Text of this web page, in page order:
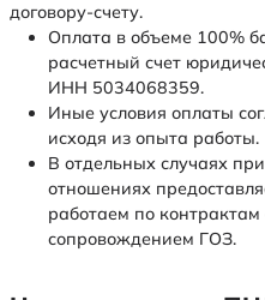
договору-счету.
Оплата в объеме 100%
расчетный счет
ИНН 5034068359.
Иные условия оплаты
исходя из опыта работы.
В отдельных случаях
отношениях
работаем по
сопровождением ГОЗ.